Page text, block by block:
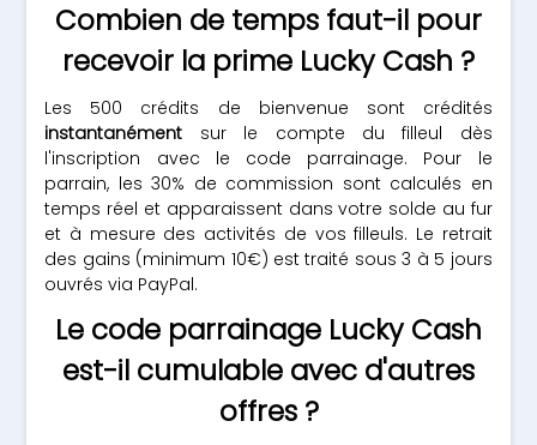
Combien de temps faut-il pour
recevoir la prime Lucky Cash ?
Les 500 crédits de bienvenue sont crédités
instantanément sur le compte du filleul dès
l'inscription avec le code parrainage. Pour le
parrain, les 30% de commission sont calculés en
temps réel et apparaissent dans votre solde au fur
et à mesure des activités de vos filleuls. Le retrait
des gains (minimum 10€) est traité sous 3 à 5 jours
ouvrés via PayPal.
Le code parrainage Lucky Cash
est-il cumulable avec d'autres
offres ?